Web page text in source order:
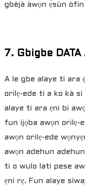
gbèjà àwọn ẹ̀sùn
7. Gbigbe DATA
A le gbe alaye ti ara
orilẹ-ede ti a ko kà
alaye ti ara ẹni bi
fun ijọba awọn orilẹ-
awọn orilẹ-ede
awọn adehun
ti o wulo lati pese
ẹni rẹ. Fun alaye